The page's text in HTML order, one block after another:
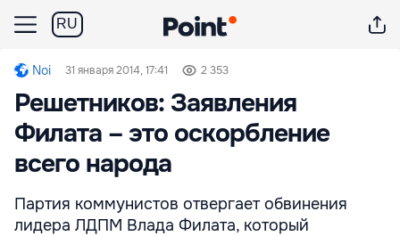
RU
Noi 31 января 2014, 17:41 2 353
Решетников: Заявления
Филата – это оскорбление
всего народа
Партия коммунистов отвергает обвинения
лидера ЛДПМ Влада Филата, который